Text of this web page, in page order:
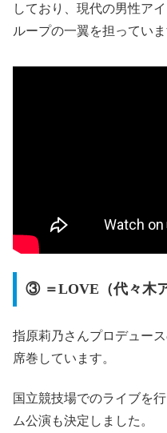
しており、現代の男性ア
ループの一翼を担っていま
③ ＝LOVE（代々木
指原莉乃さんプロデュー
席巻しています。
国立競技場でのライブを
ム公演も決定しました。